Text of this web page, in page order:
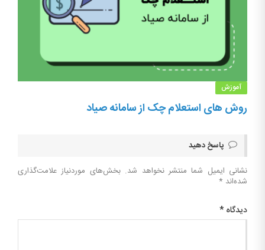
آموزش
روش های استعلام چک از سامانه صیاد
پاسخ دهید
نشانی ایمیل شما منتشر نخواهد شد. بخش‌های موردنیاز علامت‌گذاری
شده‌اند *
دیدگاه *